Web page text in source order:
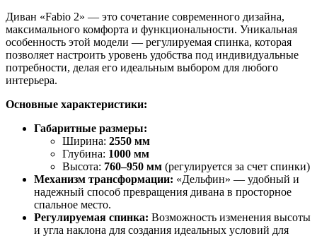
Диван «Fabio 2» — это сочетание современного дизайна,
максимального комфорта и функциональности. Уникальная
особенность этой модели — регулируемая спинка, которая
позволяет настроить уровень удобства под индивидуальные
потребности, делая его идеальным выбором для любого
интерьера.
Основные характеристики:
Габаритные размеры:
Ширина: 2550 мм
Глубина: 1000 мм
Высота: 760–950 мм (регулируется за счет спинки)
Механизм трансформации: «Дельфин» — удобный и
надежный способ превращения дивана в просторное
спальное место.
Регулируемая спинка: Возможность изменения высоты
и угла наклона для создания идеальных условий для